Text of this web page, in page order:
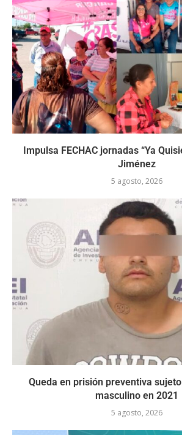
Impulsa FECHAC jornadas “Ya
Jiménez
5 agosto, 2026
Queda en prisión preventiva
masculino en 2021
5 agosto, 2026